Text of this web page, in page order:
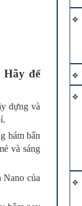
Hãy để
dựng và
bám bẩn
và sáng
Nano của